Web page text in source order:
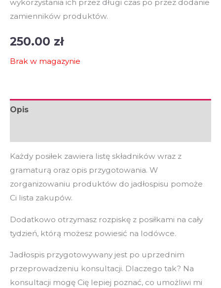
wykorzystania ich przez długi czas po przez dodanie
zamienników produktów.
250.00 zł
Brak w magazynie
Opis
Każdy posiłek zawiera listę składników wraz z
gramaturą oraz opis przygotowania. W
zorganizowaniu produktów do jadłospisu pomoże
Ci lista zakupów.
Dodatkowo otrzymasz rozpiskę z posiłkami na cały
tydzień, którą możesz powiesić na lodówce.
Jadłospis przygotowywany jest po uprzednim
przeprowadzeniu konsultacji. Dlaczego tak? Na
konsultacji mogę Cię lepiej poznać, co umożliwi mi